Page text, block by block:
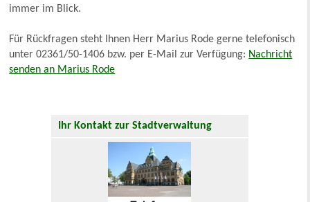
immer im Blick.
Für Rückfragen steht Ihnen Herr Marius Rode gerne telefonisch
unter 02361/50-1406 bzw. per E-Mail zur Verfügung: Nachricht
senden an Marius Rode
Ihr Kontakt zur Stadtverwaltung